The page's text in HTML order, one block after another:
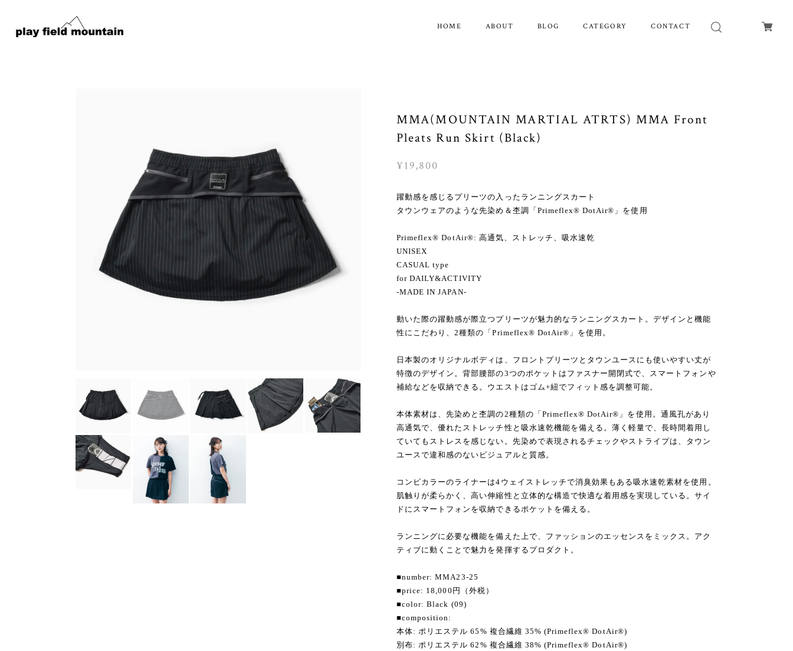
HOME ABOUT BLOG CATEGORY CONTACT
MMA(MOUNTAIN MARTIAL ATRTS) MMA Front
Pleats Run Skirt (Black)
¥19,800
躍動感を感じるプリーツの入ったランニングスカート
タウンウェアのような先染め＆杢調「Primeflex® DotAir®」を使用
Primeflex® DotAir®: 高通気、ストレッチ、吸水速乾
UNISEX
CASUAL type
for DAILY&ACTIVITY
-MADE IN JAPAN-
動いた際の躍動感が際立つプリーツが魅力的なランニングスカート。デザインと機能
性にこだわり、2種類の「Primeflex® DotAir®」を使用。
日本製のオリジナルボディは、フロントプリーツとタウンユースにも使いやすい丈が
特徴のデザイン。背部腰部の3つのポケットはファスナー開閉式で、スマートフォンや
補給などを収納できる。ウエストはゴム+紐でフィット感を調整可能。
本体素材は、先染めと杢調の2種類の「Primeflex® DotAir®」を使用。通風孔があり
高通気で、優れたストレッチ性と吸水速乾機能を備える。薄く軽量で、長時間着用し
ていてもストレスを感じない。先染めで表現されるチェックやストライプは、タウン
ユースで違和感のないビジュアルと質感。
コンビカラーのライナーは4ウェイストレッチで消臭効果もある吸水速乾素材を使用。
肌触りが柔らかく、高い伸縮性と立体的な構造で快適な着用感を実現している。サイ
ドにスマートフォンを収納できるポケットを備える。
ランニングに必要な機能を備えた上で、ファッションのエッセンスをミックス。アク
ティブに動くことで魅力を発揮するプロダクト。
■number: MMA23-25
■price: 18,000円（外税）
■color: Black (09)
■composition:
本体: ポリエステル 65% 複合繊維 35% (Primeflex® DotAir®)
別布: ポリエステル 62% 複合繊維 38% (Primeflex® DotAir®)